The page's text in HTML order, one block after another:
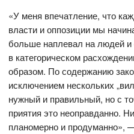
«У меня впечатление, что
власти и оппозиции мы
больше наплевал на людей
в категорическом
образом. По содержанию
исключением нескольких
нужный и правильный, но с
приятия это неоправданно.
планомерно и продуманно»,